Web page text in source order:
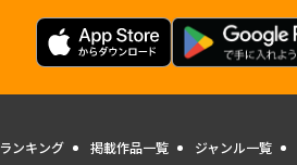
ランキング 掲載作品一覧 ジャンル一覧